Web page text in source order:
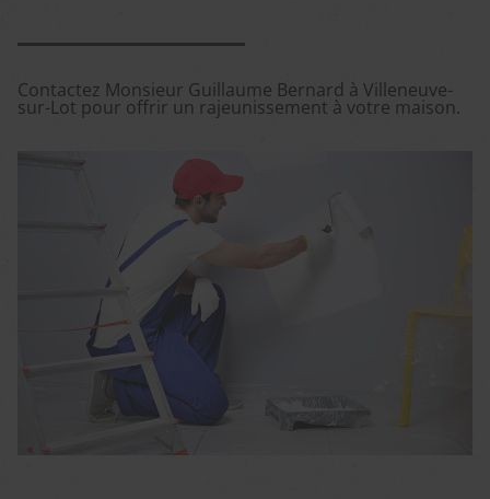
Contactez Monsieur Guillaume Bernard à Villeneuve-
sur-Lot pour offrir un rajeunissement à votre maison.